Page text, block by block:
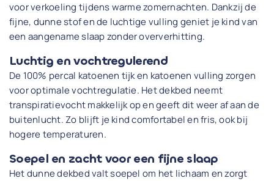
voor verkoeling tijdens warme zomernachten. Dankzij de
fijne, dunne stof en de luchtige vulling geniet je kind van
een aangename slaap zonder oververhitting.
Luchtig en vochtregulerend
De 100% percal katoenen tijk en katoenen vulling zorgen
voor optimale vochtregulatie. Het dekbed neemt
transpiratievocht makkelijk op en geeft dit weer af aan de
buitenlucht. Zo blijft je kind comfortabel en fris, ook bij
hogere temperaturen.
Soepel en zacht voor een fijne slaap
Het dunne dekbed valt soepel om het lichaam en zorgt